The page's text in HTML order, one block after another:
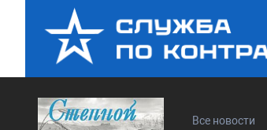
Все новости